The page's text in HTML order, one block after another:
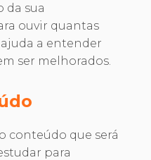
da sua
ouvir quantas
ajuda a entender
ser melhorados.
conteúdo que será
para